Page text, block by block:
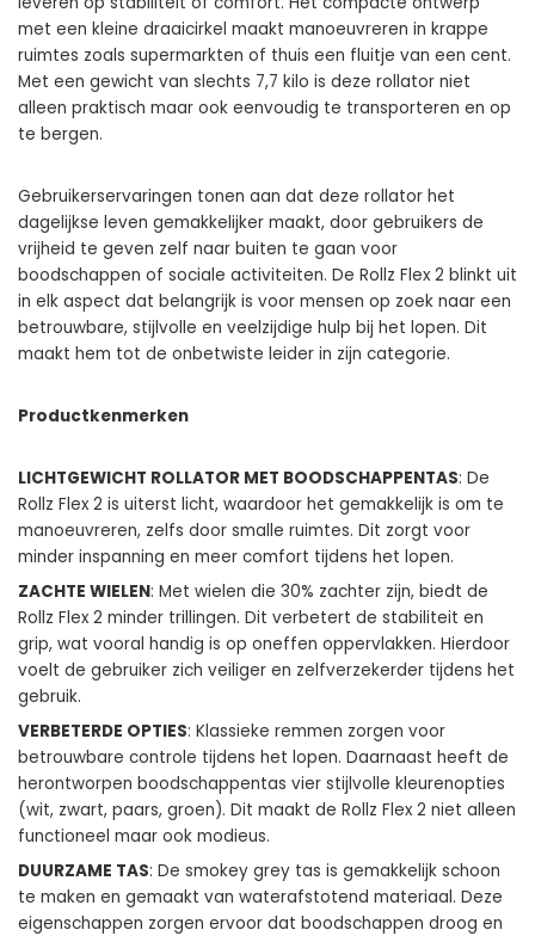
met een kleine draaicirkel maakt manoeuvreren in krappe
ruimtes zoals supermarkten of thuis een fluitje van een cent.
Met een gewicht van slechts 7,7 kilo is deze rollator niet
alleen praktisch maar ook eenvoudig te transporteren en op
te bergen.
Gebruikerservaringen tonen aan dat deze rollator het
dagelijkse leven gemakkelijker maakt, door gebruikers de
vrijheid te geven zelf naar buiten te gaan voor
boodschappen of sociale activiteiten. De Rollz Flex 2 blinkt uit
in elk aspect dat belangrijk is voor mensen op zoek naar een
betrouwbare, stijlvolle en veelzijdige hulp bij het lopen. Dit
maakt hem tot de onbetwiste leider in zijn categorie.
Productkenmerken
LICHTGEWICHT ROLLATOR MET BOODSCHAPPENTAS: De
Rollz Flex 2 is uiterst licht, waardoor het gemakkelijk is om te
manoeuvreren, zelfs door smalle ruimtes. Dit zorgt voor
minder inspanning en meer comfort tijdens het lopen.
ZACHTE WIELEN: Met wielen die 30% zachter zijn, biedt de
Rollz Flex 2 minder trillingen. Dit verbetert de stabiliteit en
grip, wat vooral handig is op oneffen oppervlakken. Hierdoor
voelt de gebruiker zich veiliger en zelfverzekerder tijdens het
gebruik.
VERBETERDE OPTIES: Klassieke remmen zorgen voor
betrouwbare controle tijdens het lopen. Daarnaast heeft de
herontworpen boodschappentas vier stijlvolle kleurenopties
(wit, zwart, paars, groen). Dit maakt de Rollz Flex 2 niet alleen
functioneel maar ook modieus.
DUURZAME TAS: De smokey grey tas is gemakkelijk schoon
te maken en gemaakt van waterafstotend materiaal. Deze
eigenschappen zorgen ervoor dat boodschappen droog en